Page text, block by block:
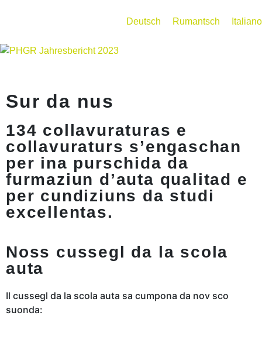
Deutsch Rumantsch Italiano
Sur da nus
134 collavuraturas e
collavuraturs s’engaschan
per ina purschida da
furmaziun d’auta qualitad e
per cundiziuns da studi
excellentas.
Noss cussegl da la scola
auta
Il cussegl da la scola auta sa cumpona da nov sco
suonda: